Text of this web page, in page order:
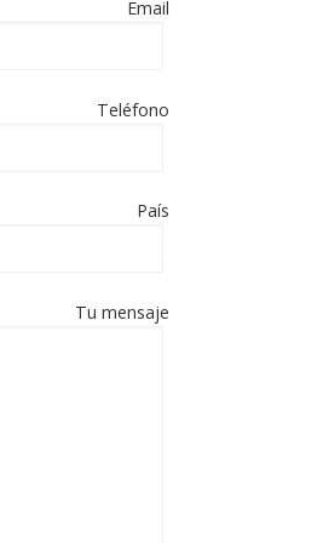
Email
Teléfono
País
Tu mensaje